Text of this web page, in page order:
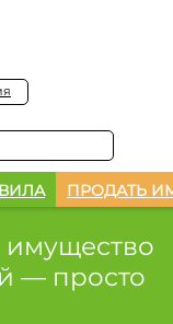
ПРОДАТЬ
— просто
а/м